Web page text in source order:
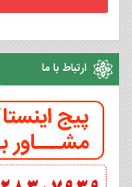
ارتباط با ما